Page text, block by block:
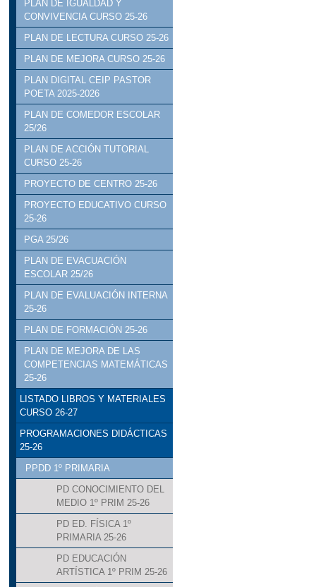
PLAN DE IGUALDAD Y
CONVIVENCIA CURSO 25-26
PLAN DE LECTURA CURSO 25-26
PLAN DE MEJORA CURSO 25-26
PLAN DIGITAL CEIP PASTOR
POETA 2025-2026
PLAN DE COMEDOR ESCOLAR
25/26
PLAN DE ACCIÓN TUTORIAL
CURSO 25-26
PROYECTO DE CENTRO 25-26
PROYECTO EDUCATIVO CURSO
25-26
PGA 25/26
PLAN DE EVACUACIÓN
ESCOLAR 25/26
PLAN DE EVALUACIÓN INTERNA
25-26
PLAN DE FORMACIÓN 25-26
PLAN DE MEJORA DE LAS
COMPETENCIAS MATEMÁTICAS
25-26
LISTADO LIBROS Y MATERIALES
CURSO 26-27
PROGRAMACIONES DIDÁCTICAS
25-26
PPDD 1º PRIMARIA
PD CONOCIMIENTO DEL
MEDIO 1º PRIM 25-26
PD ED. FÍSICA 1º
PRIMARIA 25-26
PD EDUCACIÓN
ARTÍSTICA 1º PRIM 25-26